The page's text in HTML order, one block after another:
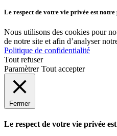
Le respect de votre vie privée est
Nous utilisons des cookies pour
de notre site et afin d’analyser
Politique de confidentialité
Tout refuser
Paramètrer Tout accepter
Fermer
Le respect de votre vie privée